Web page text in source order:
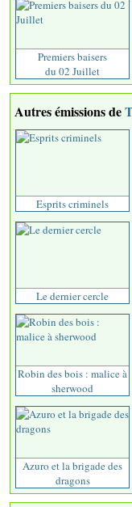
Premiers baisers
du 02 Juillet
Autres émissions de
Esprits criminels
Le dernier cercle
Robin des bois : malice à
sherwood
Azuro et la brigade des
dragons